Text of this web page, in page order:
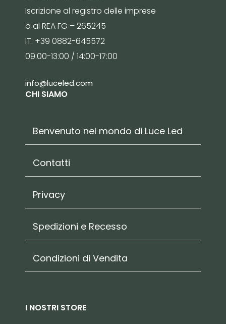
Iscrizione al registro delle imprese
o al REA FG – 265245
IT: +39 0882-645572
09:00-13:00 / 14:00-17:00
info@luceled.com
CHI SIAMO
Benvenuto nel mondo di Luce Led
Contatti
Privacy
Spedizioni e Recesso
Condizioni di Vendita
I NOSTRI STORE